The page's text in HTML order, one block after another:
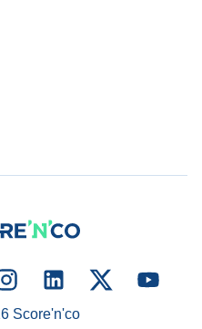
Score'n'co